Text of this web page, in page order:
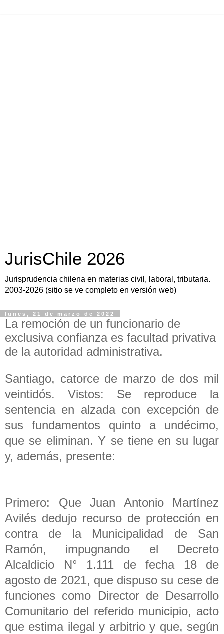
JurisChile 2026
Jurisprudencia chilena en materias civil, laboral, tributaria.
2003-2026 (sitio se ve completo en versión web)
lunes, 21 de marzo de 2022
La remoción de un funcionario de
exclusiva confianza es facultad privativa
de la autoridad administrativa.
Santiago, catorce de marzo de dos mil
veintidós. Vistos: Se reproduce la
sentencia en alzada con excepción de
sus fundamentos quinto a undécimo,
que se eliminan. Y se tiene en su lugar
y, además, presente:
Primero: Que Juan Antonio Martínez
Avilés dedujo recurso de protección en
contra de la Municipalidad de San
Ramón, impugnando el Decreto
Alcaldicio N° 1.111 de fecha 18 de
agosto de 2021, que dispuso su cese de
funciones como Director de Desarrollo
Comunitario del referido municipio, acto
que estima ilegal y arbitrio y que, según